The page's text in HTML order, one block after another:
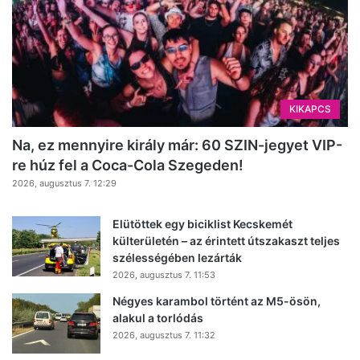
KIKAPCS
Na, ez mennyire király már: 60 SZIN-jegyet VIP-
re húz fel a Coca-Cola Szegeden!
2026, augusztus 7. 12:29
Elütöttek egy biciklist Kecskemét
külterületén – az érintett útszakaszt teljes
szélességében lezárták
2026, augusztus 7. 11:53
Négyes karambol történt az M5-ösön,
alakul a torlódás
2026, augusztus 7. 11:32